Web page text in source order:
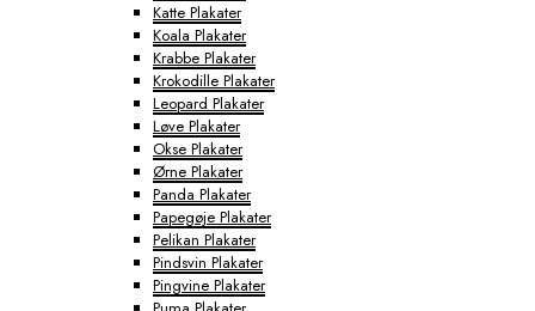
Katte Plakater
Koala Plakater
Krabbe Plakater
Krokodille Plakater
Leopard Plakater
Løve Plakater
Okse Plakater
Ørne Plakater
Panda Plakater
Papegøje Plakater
Pelikan Plakater
Pindsvin Plakater
Pingvine Plakater